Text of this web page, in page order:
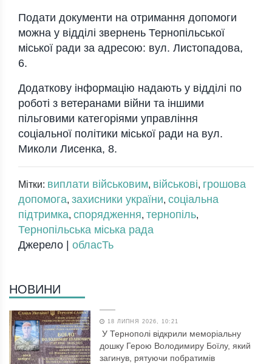
Подати документи на отримання допомоги
можна у відділі звернень Тернопільської
міської ради за адресою: вул. Листопадова,
6.
Додаткову інформацію надають у відділі по
роботі з ветеранами війни та іншими
пільговими категоріями управління
соціальної політики міської ради на вул.
Миколи Лисенка, 8.
Мітки: виплати військовим, військові, грошова
допомога, захисники україни, соціальна
підтримка, спорядження, тернопіль,
Тернопільська міська рада
Джерело | обласТь
НОВИНИ
18 ЛИПНЯ 2026, 10:21
У Тернополі відкрили меморіальну
дошку Герою Володимиру Боїлу, який
загинув, рятуючи побратимів